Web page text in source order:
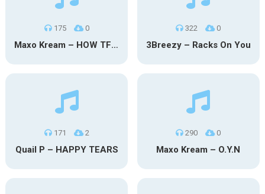
175 0
Maxo Kream – HOW TF I’M LUCKY
322 0
3Breezy – Racks On You
171 2
Quail P – HAPPY TEARS
290 0
Maxo Kream – O.Y.N